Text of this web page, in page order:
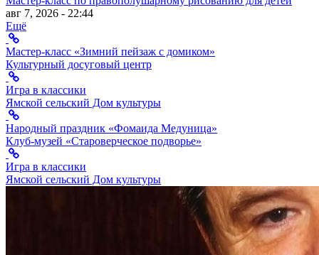
авг 7, 2026 - 22:44
Ещё
Мастер-класс «Зимний пейзаж с домиком»
Культурный досуговый центр
Игра в классики
Ямской сельский Дом культуры
Народный праздник «Фомаида Медуница»
Клуб-музей «Староверческое подворье»
Игра в классики
Ямской сельский Дом культуры